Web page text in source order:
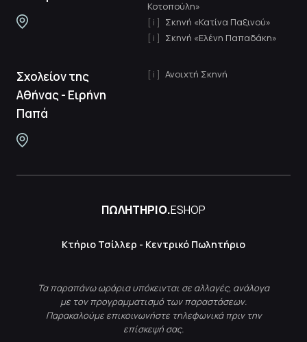
Κοτοπούλη»
Σκηνή «Κατίνα Παξινού»
Σκηνή «Ελένη Παπαδάκη»
Σχολείον της
Αθήνας - Ειρήνη
Παπά
Ανοιχτή Σκηνή
ΠΩΛΗΤΗΡΙΟ.ESHOP
Κτήριο Τσίλλερ - Κεντρικό Πωλητήριο
Τα παραπάνω ωράρια υπόκεινται σε αλλαγές, ανάλογα
με τον προγραμματισμό των παραστάσεων.
Παρακαλούμε επικοινωνήστε τηλεφωνικά πριν την
επίσκεψή σας.